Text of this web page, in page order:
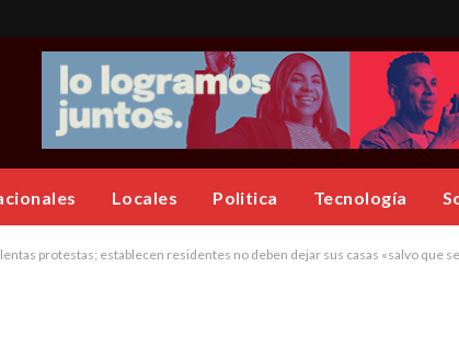
Locales Politica Tecnología
protestas; establecen residentes no deben dejar sus casas «salvo que